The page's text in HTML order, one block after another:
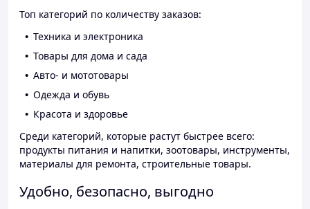
Топ категорий по количеству заказов:
Техника и электроника
Товары для дома и сада
Авто- и мототовары
Одежда и обувь
Красота и здоровье
Среди категорий, которые растут быстрее всего:
продукты питания и напитки, зоотовары, инструменты,
материалы для ремонта, строительные товары.
Удобно, безопасно, выгодно